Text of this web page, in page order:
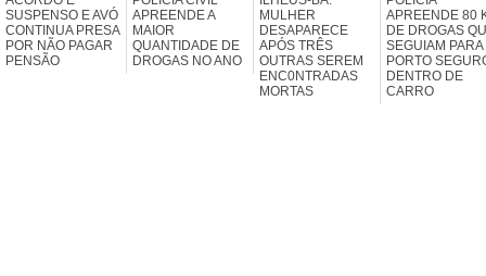
SUSPENSO E AVÓ
CONTINUA PRESA
POR NÃO PAGAR
PENSÃO
APREENDE A
MAIOR
QUANTIDADE DE
DROGAS NO ANO
MULHER
DESAPARECE
APÓS TRÊS
OUTRAS SEREM
ENC0NTRADAS
MORTAS
APREENDE 80
DE DROGAS
SEGUIAM PARA
PORTO
DENTRO DE
CARRO